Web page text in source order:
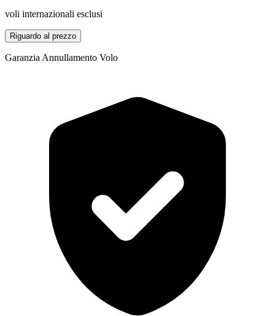
voli internazionali esclusi
Riguardo al prezzo
Garanzia Annullamento Volo